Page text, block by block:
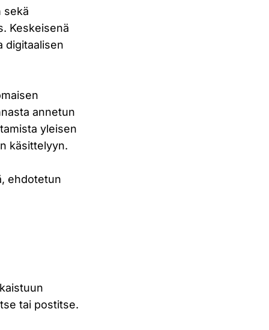
sekä
Keskeisenä
digitaalisen
annetun
yleisen
käsittelyyn.
ehdotetun
tai postitse.